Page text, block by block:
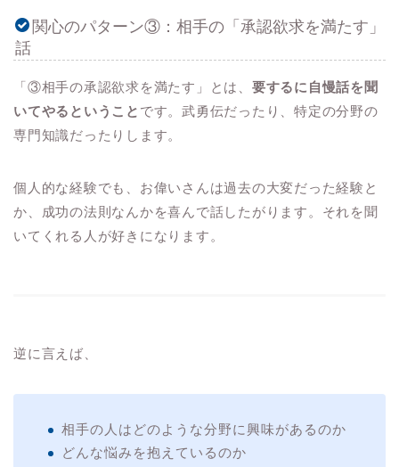
関心のパターン③：相手の「承認欲求を満たす」
話
「③相手の承認欲求を満たす」とは、 要するに自慢話を聞
いてやるということ です。武勇伝だったり、特定の分野の
専門知識だったりします。
個人的な経験でも、お偉いさんは過去の大変だった経験と
か、成功の法則なんかを喜んで話したがります。それを聞
いてくれる人が好きになります。
逆に言えば、
相手の人はどのような分野に興味があるのか
どんな悩みを抱えているのか